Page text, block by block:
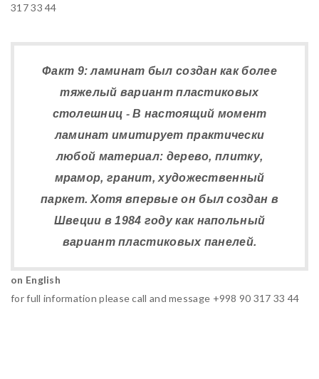
317 33 44
Факт 9: ламинат был создан как более
тяжелый вариант пластиковых
столешниц - В настоящий момент
ламинат имитирует практически
любой материал: дерево, плитку,
мрамор, гранит, художественный
паркет. Хотя впервые он был создан в
Швеции в 1984 году как напольный
вариант пластиковых панелей.
on English
for full information please call and message +998 90 317 33 44